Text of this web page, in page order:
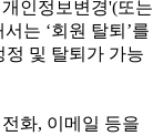
인정보변경'(또는
는 ‘회원 탈퇴’를
및 탈퇴가 가능
화, 이메일 등을